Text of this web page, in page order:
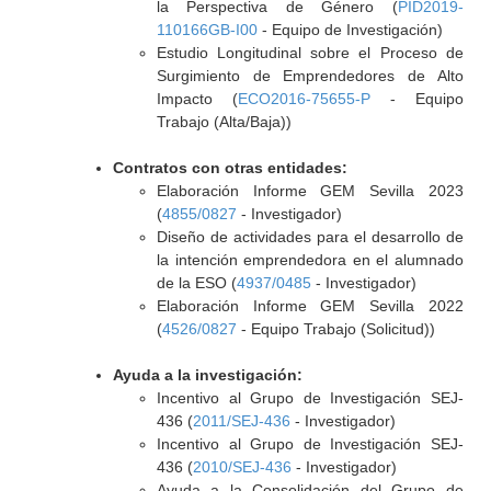
la Perspectiva de Género (PID2019-
110166GB-I00- Equipo de Investigación)
Estudio Longitudinal sobre el Proceso de
Surgimiento de Emprendedores de Alto
Impacto (ECO2016-75655-P- Equipo
Trabajo (Alta/Baja))
Contratos con otras entidades:
Elaboración Informe GEM Sevilla 2023
(4855/0827 - Investigador)
Diseño de actividades para el desarrollo de
la intención emprendedora en el alumnado
de la ESO (4937/0485- Investigador)
Elaboración Informe GEM Sevilla 2022
(4526/0827 - Equipo Trabajo (Solicitud))
Ayuda a la investigación:
Incentivo al Grupo de Investigación SEJ-
436 (2011/SEJ-436 - Investigador)
Incentivo al Grupo de Investigación SEJ-
436 (2010/SEJ-436 - Investigador)